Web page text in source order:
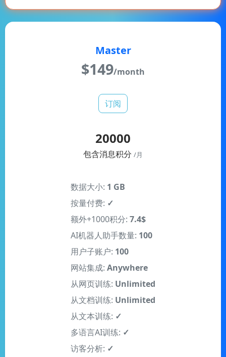
Master
$149/month
订阅
20000
包含消息积分 /月
数据大小: 1 GB
按量付费: ✓
额外+1000积分: 7.4$
AI机器人助手数量: 100
用户子账户: 100
网站集成: Anywhere
从网页训练: Unlimited
从文档训练: Unlimited
从文本训练: ✓
多语言AI训练: ✓
访客分析: ✓